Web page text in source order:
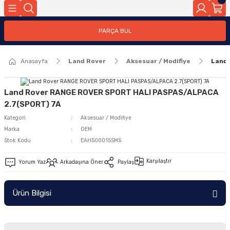
PARÇA BUL
Anasayfa Land Rover Aksesuar / Modifiye Land
Land Rover RANGE ROVER SPORT HALI PASPAS/ALPACA
2.7(SPORT) 7A
Kategori
Aksesuar / Modifiye
Marka
OEM
Stok Kodu
EAH500015SMS
Yorum Yaz Arkadaşına Öner Paylaş Karşılaştır
Ürün Bilgisi